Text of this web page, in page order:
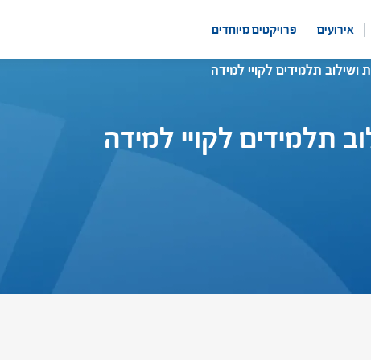
אירועים פרויקטים מיוחדים
ושילוב תלמידים לקויי למידה
תלמידים לקויי למידה